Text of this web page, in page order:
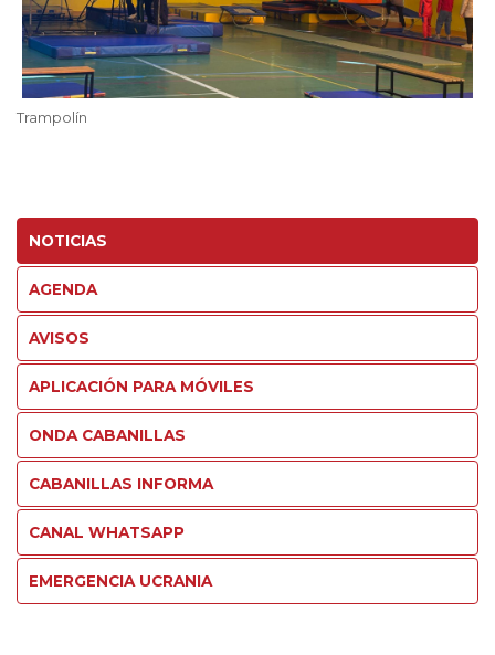
NOTICIAS
AGENDA
AVISOS
APLICACIÓN PARA MÓVILES
ONDA CABANILLAS
CABANILLAS INFORMA
CANAL WHATSAPP
EMERGENCIA UCRANIA
Trampolín